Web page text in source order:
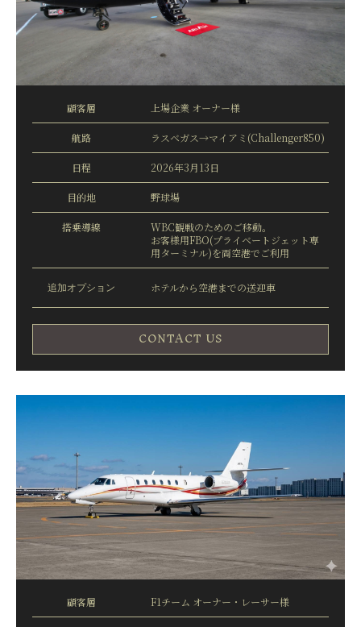
顧客層 上場企業 オーナー様
航路 ラスベガス→マイアミ(Challenger850)
日程 2026年3月13日
目的地 野球場
搭乗導線
WBC観戦のためのご移動。
お客様用FBO(プライベートジェット専
用ターミナル)を両空港でご利用
追加オプション ホテルから空港までの送迎車
CONTACT US
顧客層 F1チーム オーナー・レーサー様